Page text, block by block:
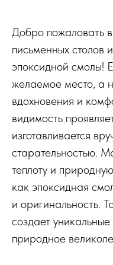
Добро пожаловать
письменных столов
эпоксидной смолы!
желаемое место, а
вдохновения и
видимость
изготавливается
старательностью.
теплоту и
как эпоксидная
и оригинальность.
создает
природное